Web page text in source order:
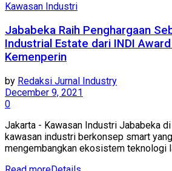
Kawasan Industri
Jababeka Raih Penghargaan
Industrial Estate dari INDI
Kemenperin
by Redaksi Jurnal Industry
December 9, 2021
0
Jakarta - Kawasan Industri Jababeka
kawasan industri berkonsep smart
mengembangkan ekosistem teknologi